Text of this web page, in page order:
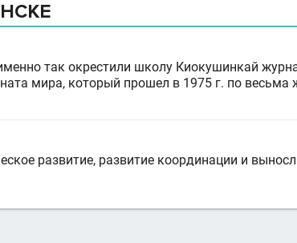
так окрестили школу Киокушинкай
мира, который прошел в 1975 г. по весьма
развитие, развитие координации и